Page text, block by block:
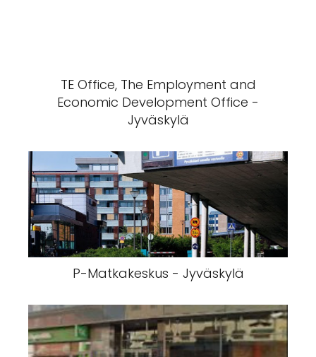
TE Office, The Employment and
Economic Development Office -
Jyväskylä
P-Matkakeskus - Jyväskylä